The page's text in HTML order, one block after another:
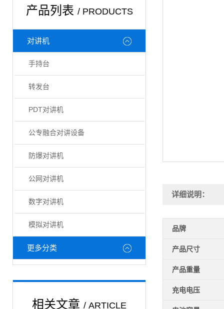
产品列表 / PRODUCTS
对讲机
手持台
转发台
PDT对讲机
公专融合对讲设备
防爆对讲机
公网对讲机
数字对讲机
模拟对讲机
更多分类
相关文章 / ARTICLE
详细说明：
品牌
产品尺寸
产品重量
充电电压